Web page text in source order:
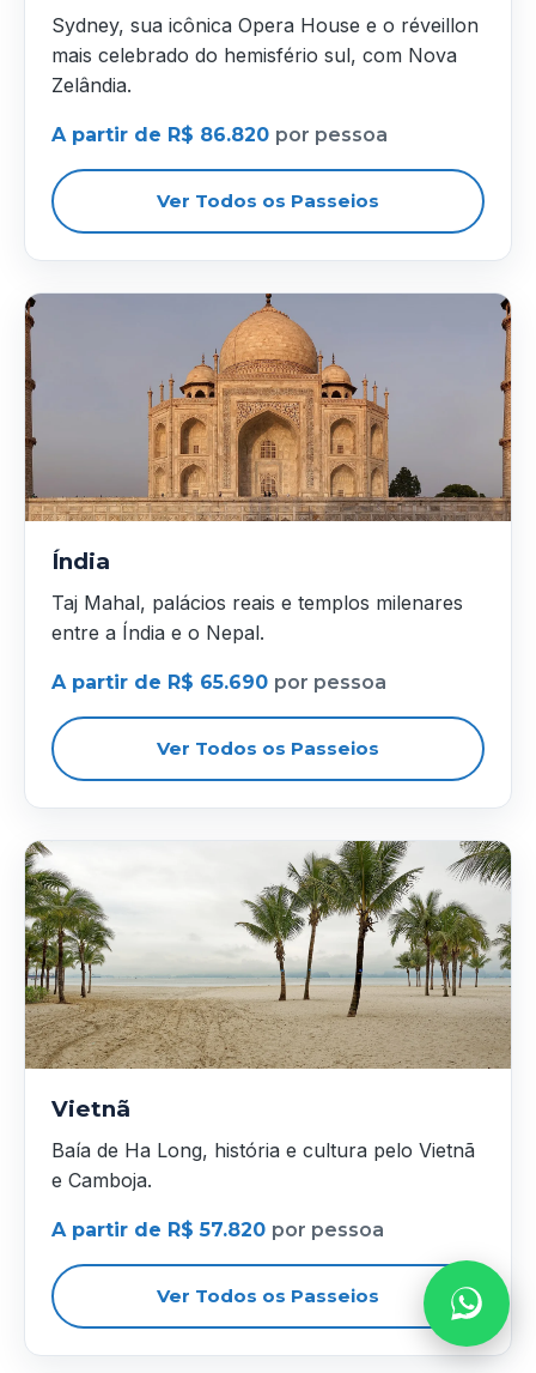
Sydney, sua icônica Opera House e o réveillon
mais celebrado do hemisfério sul, com Nova
Zelândia.
A partir de R$ 86.820 por pessoa
Ver Todos os Passeios
Índia
Taj Mahal, palácios reais e templos milenares
entre a Índia e o Nepal.
A partir de R$ 65.690 por pessoa
Ver Todos os Passeios
Vietnã
Baía de Ha Long, história e cultura pelo Vietnã
e Camboja.
A partir de R$ 57.820 por pessoa
Ver Todos os Passeios